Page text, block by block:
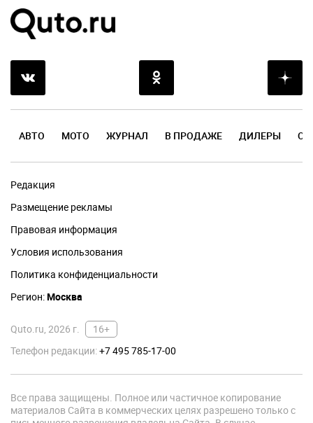
АВТО МОТО ЖУРНАЛ В ПРОДАЖЕ ДИЛЕРЫ
Редакция
Размещение рекламы
Правовая информация
Условия использования
Политика конфиденциальности
Регион:Москва
Quto.ru, 2026 г.
16+
Телефон редакции:+7 495 785-17-00
Все права защищены. Полное или частичное копирование
материалов Сайта в коммерческих целях разрешено только с